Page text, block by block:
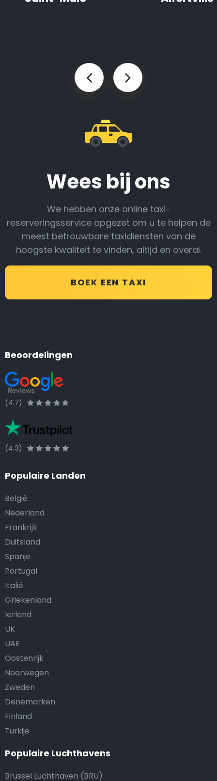
Wees bij ons
We hebben onze online taxi-
reserveringsservice opgezet om u te helpen de
meest betrouwbare taxidiensten van de
hoogste kwaliteit te vinden, altijd en overal.
BOEK EEN TAXI
Beoordelingen
(4.7)
(4.3)
Populaire Landen
België
Nederland
Frankrijk
Duitsland
Spanje
Portugal
Italië
Griekenland
Ierland
UK
UAE
Oostenrijk
Noorwegen
Zweden
Denemarken
Finland
Turkije
Populaire Luchthavens
Brussel Luchthaven (BRU)